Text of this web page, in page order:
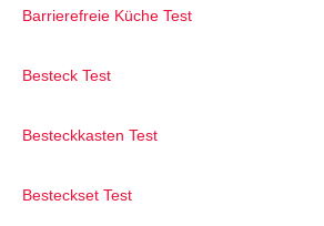
Barrierefreie Küche Test
Besteck Test
Besteckkasten Test
Besteckset Test